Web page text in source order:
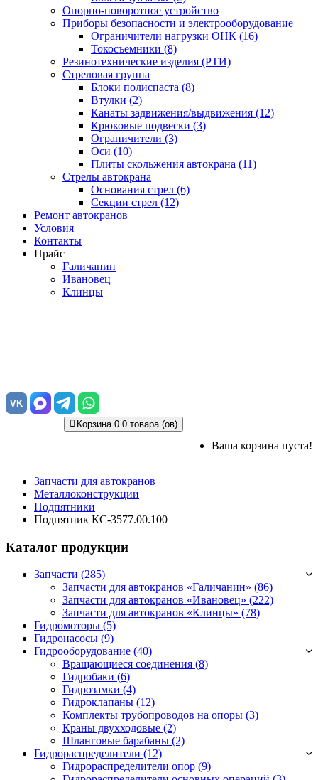
Опорно-поворотное устройство
Приборы безопасности и электрооборудование
Ограничители нагрузки ОНК (16)
Токосъемники (8)
Резинотехнические изделия (РТИ)
Стреловая группа
Блоки полиспаста (8)
Втулки (2)
Канаты задвижения/выдвижения (12)
Крюковые подвески (3)
Ограничители (3)
Оси (10)
Плиты скольжения автокрана (11)
Стрелы автокрана
Основания стрел (6)
Секции стрел (12)
Ремонт автокранов
Условия
Контакты
Прайс
Галичанин
Ивановец
Клинцы
VK
Корзина 0 0 товара (ов)
Ваша корзина пуста!
Запчасти для автокранов
Металлоконструкции
Подпятники
Подпятник КС-3577.00.100
Каталог продукции
Запчасти (285)
Запчасти для автокранов «Галичанин» (86)
Запчасти для автокранов «Ивановец» (222)
Запчасти для автокранов «Клинцы» (78)
Гидромоторы (5)
Гидронасосы (9)
Гидрооборудование (40)
Вращающиеся соединения (8)
Гидробаки (6)
Гидрозамки (4)
Гидроклапаны (12)
Комплекты трубопроводов на опоры (3)
Краны двухходовые (2)
Шланговые барабаны (2)
Гидрораспределители (12)
Гидрораспределители опор (9)